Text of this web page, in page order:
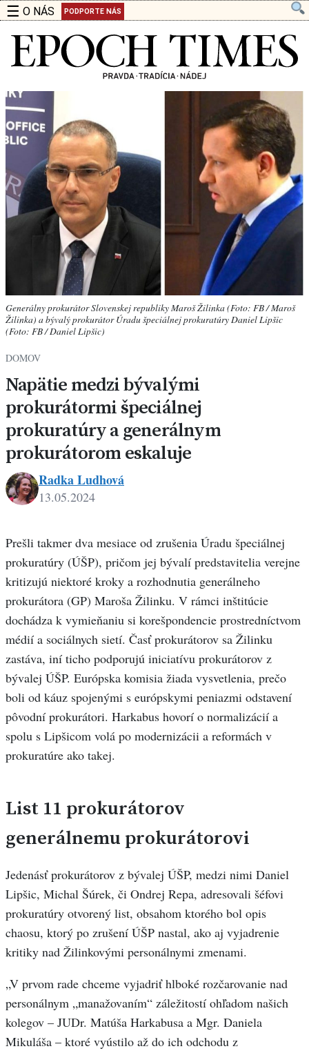
☰ O NÁS PODPORTE NÁS
Generálny prokurátor Slovenskej republiky Maroš Žilinka (Foto: FB / Maroš
Žilinka) a bývalý prokurátor Úradu špeciálnej prokuratúry Daniel Lipšic
(Foto: FB / Daniel Lipšic)
DOMOV
Napätie medzi bývalými
prokurátormi špeciálnej
prokuratúry a generálnym
prokurátorom eskaluje
Radka Ludhová
13.05.2024
Prešli takmer dva mesiace od zrušenia Úradu špeciálnej
prokuratúry (ÚŠP), pričom jej bývalí predstavitelia verejne
kritizujú niektoré kroky a rozhodnutia generálneho
prokurátora (GP) Maroša Žilinku. V rámci inštitúcie
dochádza k vymieňaniu si korešpondencie prostredníctvom
médií a sociálnych sietí. Časť prokurátorov sa Žilinku
zastáva, iní ticho podporujú iniciatívu prokurátorov z
bývalej ÚŠP. Európska komisia žiada vysvetlenia, prečo
boli od káuz spojenými s európskymi peniazmi odstavení
pôvodní prokurátori. Harkabus hovorí o normalizácií a
spolu s Lipšicom volá po modernizácii a reformách v
prokuratúre ako takej.
List 11 prokurátorov
generálnemu prokurátorovi
Jedenásť prokurátorov z bývalej ÚŠP, medzi nimi Daniel
Lipšic, Michal Šúrek, či Ondrej Repa, adresovali šéfovi
prokuratúry otvorený list, obsahom ktorého bol opis
chaosu, ktorý po zrušení ÚŠP nastal, ako aj vyjadrenie
kritiky nad Žilinkovými personálnymi zmenami.
„V prvom rade chceme vyjadriť hlboké rozčarovanie nad
personálnym „manažovaním“ záležitostí ohľadom našich
kolegov – JUDr. Matúša Harkabusa a Mgr. Daniela
Mikuláša – ktoré vyústilo až do ich odchodu z